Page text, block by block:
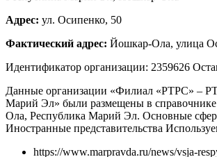
Адрес: ул. Осипенко, 50
Фактический адрес: Йошкар-Ола, улица
Идентификатор организации: 2359626
Данные организации «Филиал «РТРС» –
Марий Эл» были размещены в
Ола, Республика Марий Эл. Основные
Иностранные представительства
https://www.marpravda.ru/news/vsja-